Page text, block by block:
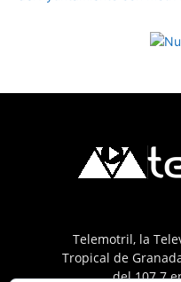
Telemotril, la
Tropical de
del 107.7